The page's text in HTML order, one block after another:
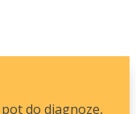
do diagnoze,